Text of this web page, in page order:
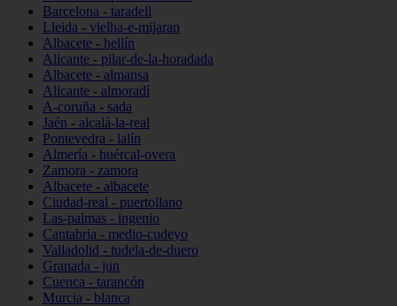
Barcelona - taradell
Lleida - vielha-e-mijaran
Albacete - hellín
Alicante - pilar-de-la-horadada
Albacete - almansa
Alicante - almoradí
A-coruña - sada
Jaén - alcalá-la-real
Pontevedra - lalín
Almería - huércal-overa
Zamora - zamora
Albacete - albacete
Ciudad-real - puertollano
Las-palmas - ingenio
Cantabria - medio-cudeyo
Valladolid - tudela-de-duero
Granada - jun
Cuenca - tarancón
Murcia - blanca